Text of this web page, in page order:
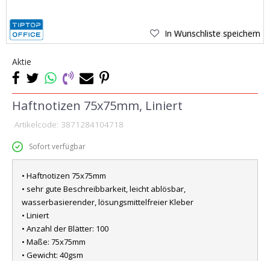
In Wunschliste speichern
Aktie
Haftnotizen 75x75mm, Liniert
Artikelcode: 3871284104718
Sofort verfügbar
• Haftnotizen 75x75mm
• sehr gute Beschreibbarkeit, leicht ablösbar,
wasserbasierender, lösungsmittelfreier Kleber
• Liniert
• Anzahl der Blätter: 100
• Maße: 75x75mm
• Gewicht: 40gsm